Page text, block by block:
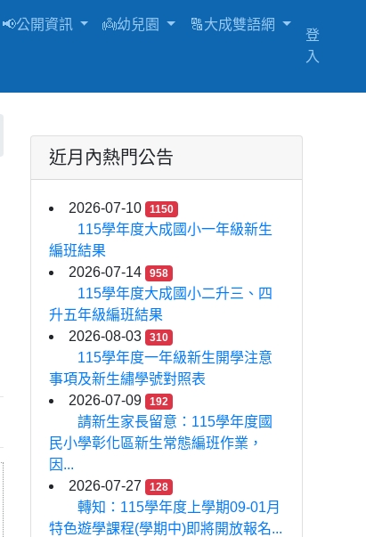
📢公開資訊 👼幼兒園 🔠大成雙語網
登
入
近月內熱門公告
2026-07-10 1150
115學年度大成國小一年級新生
編班結果
2026-07-14
958
115學年度大成國小二升三、四
升五年級編班結果
2026-08-03
310
115學年度一年級新生開學注意
事項及新生繡學號對照表
2026-07-09
192
請新生家長留意：115學年度國
民小學彰化區新生常態編班作業，
因...
2026-07-27
128
轉知：115學年度上學期09-01月
特色遊學課程(學期中)即將開放報名...